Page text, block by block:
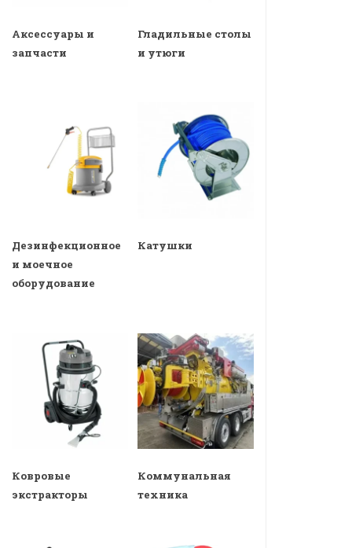
Аксессуары и
запчасти
Гладильные столы
и утюги
Дезинфекционное
и моечное
оборудование
Катушки
Ковровые
экстракторы
Коммунальная
техника